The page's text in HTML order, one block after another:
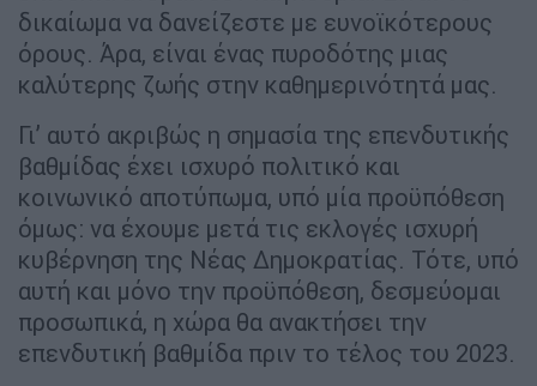
δικαίωμα να δανείζεστε με ευνοϊκότερους
όρους. Άρα, είναι ένας πυροδότης μιας
καλύτερης ζωής στην καθημερινότητά μας.
Γι’ αυτό ακριβώς η σημασία της επενδυτικής
βαθμίδας έχει ισχυρό πολιτικό και
κοινωνικό αποτύπωμα, υπό μία προϋπόθεση
όμως: να έχουμε μετά τις εκλογές ισχυρή
κυβέρνηση της Νέας Δημοκρατίας. Τότε, υπό
αυτή και μόνο την προϋπόθεση, δεσμεύομαι
προσωπικά, η χώρα θα ανακτήσει την
επενδυτική βαθμίδα πριν το τέλος του 2023.